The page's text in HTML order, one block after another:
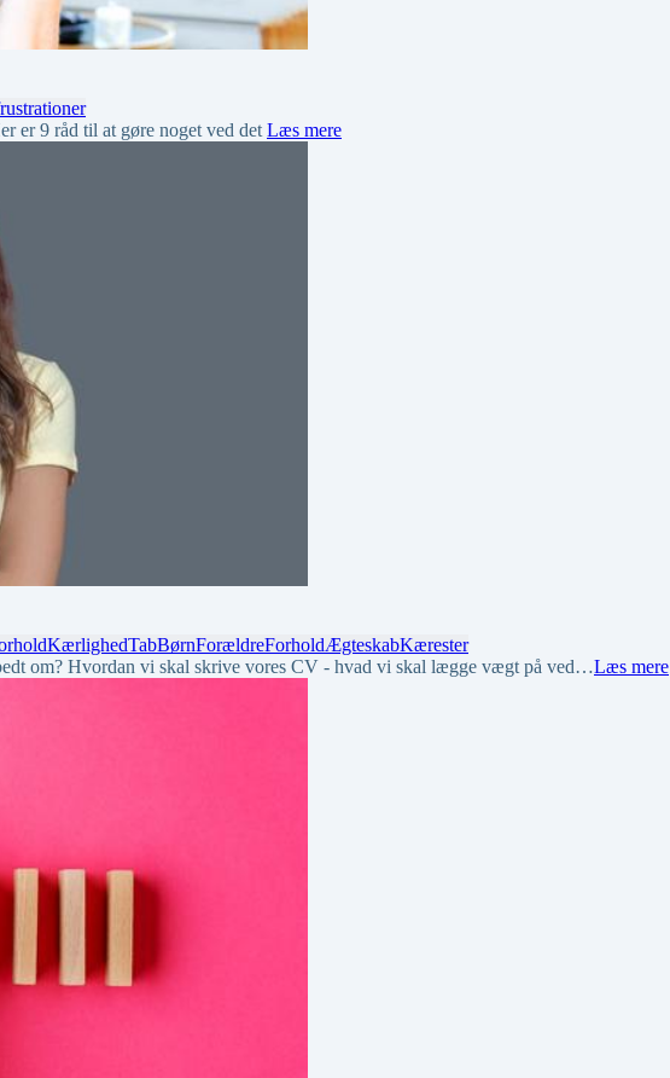
er 9 råd til at gøre noget ved det Læs mere
KærlighedTabBørnForældreForholdÆgteskabKærester
om? Hvordan vi skal skrive vores CV - hvad vi skal lægge vægt på ved…Læs mere